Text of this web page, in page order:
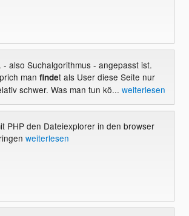
- also Suchalgorithmus - angepasst ist.
man findet als User diese Seite nur
schwer. Was man tun kö... weiterlesen
PHP den Dateiexplorer in den browser
weiterlesen